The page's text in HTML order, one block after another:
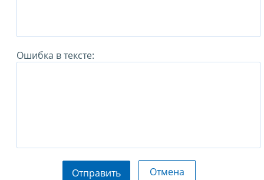
Ошибка в тексте:
Отправить Отмена